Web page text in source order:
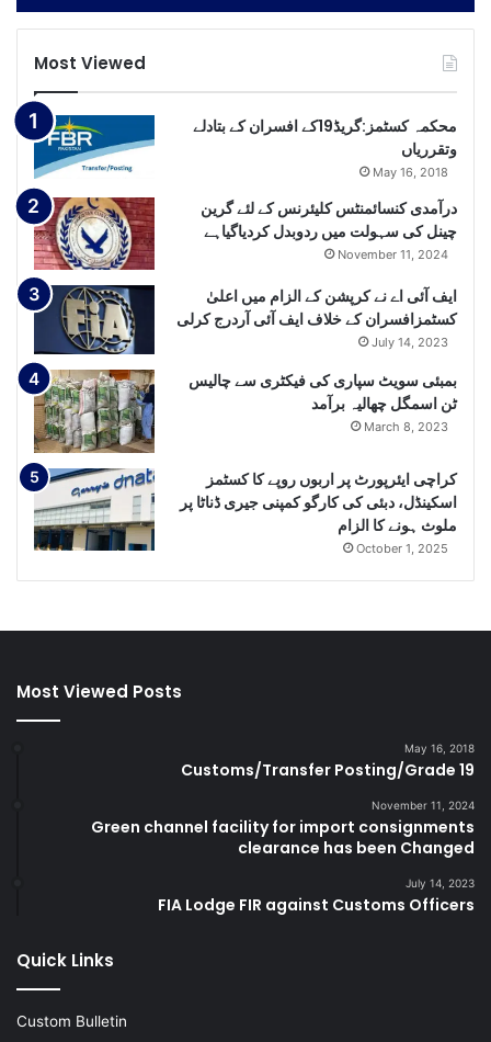
Most Viewed
محکمہ کسٹمز:گریڈ19کے افسران کے بتادلے
وتقرریاں
May 16, 2018
درآمدی کنسائمنٹس کلیئرنس کے لئے گرین
چینل کی سہولت میں ردوبدل کردیاگیاہے
November 11, 2024
ایف آئی اے نے کرپشن کے الزام میں اعلیٰ
کسٹمزافسران کے خلاف ایف آئی آردرج کرلی
July 14, 2023
بمبئی سویٹ سپاری کی فیکٹری سے چالیس
ٹن اسمگل چھالیہ برآمد
March 8, 2023
کراچی ایئرپورٹ پر اربوں روپے کا کسٹمز
اسکینڈل، دبئی کی کارگو کمپنی جیری ڈناٹا پر
ملوث ہونے کا الزام
October 1, 2025
Most Viewed Posts
May 16, 2018
Customs/Transfer Posting/Grade 19
November 11, 2024
Green channel facility for import consignments
clearance has been Changed
July 14, 2023
FIA Lodge FIR against Customs Officers
Quick Links
Custom Bulletin